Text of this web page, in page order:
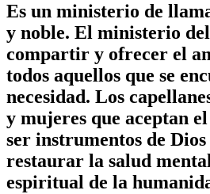
Es un ministerio de
y noble. El ministerio
compartir y ofrecer el
todos aquellos que se
necesidad. Los
y mujeres que aceptan
ser instrumentos de Dios
restaurar la salud
espiritual de la